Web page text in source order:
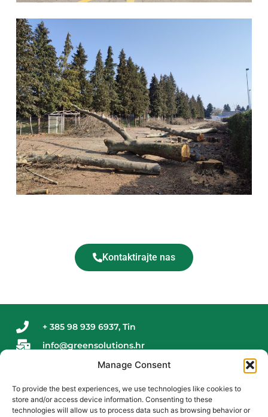
Manage Consent
To provide the best experiences, we use technologies like cookies to
store and/or access device information. Consenting to these
technologies will allow us to process data such as browsing behavior or
Kontaktirajte nas
+ 385 98 939 6937, Tin
info@greensolutions.hr
VRTNA RJEŠENJA d.o.o., Domobranska ulica 89,
I
W